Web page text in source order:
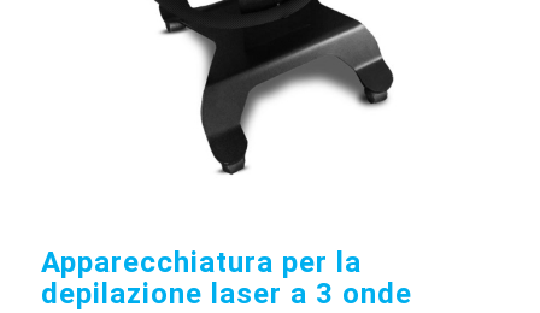
Apparecchiatura per la
depilazione laser a 3 onde